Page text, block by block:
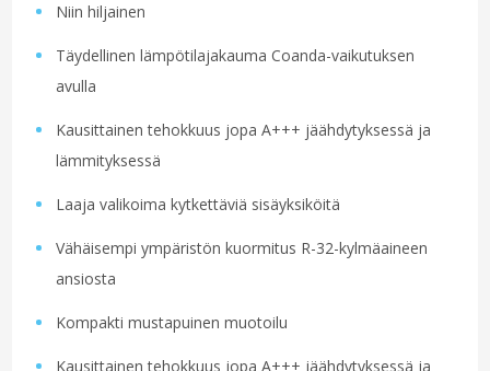
Niin hiljainen
Täydellinen lämpötilajakauma Coanda-vaikutuksen
avulla
Kausittainen tehokkuus jopa A+++ jäähdytyksessä ja
lämmityksessä
Laaja valikoima kytkettäviä sisäyksiköitä
Vähäisempi ympäristön kuormitus R-32-kylmäaineen
ansiosta
Kompakti mustapuinen muotoilu
Kausittainen tehokkuus jopa A+++ jäähdytyksessä ja